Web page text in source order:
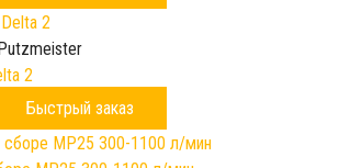
2
Быстрый заказ